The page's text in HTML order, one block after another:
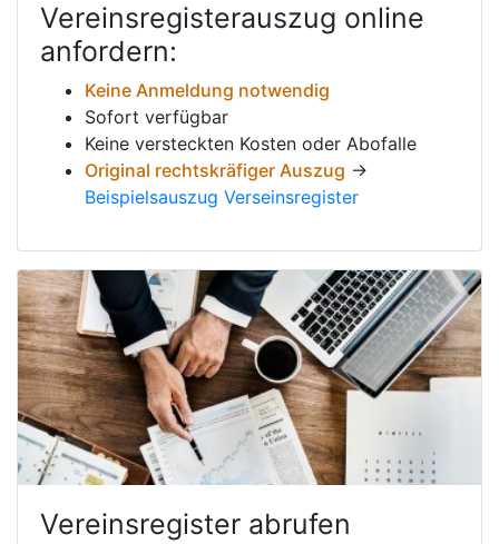
Vereinsregisterauszug online
anfordern:
Keine Anmeldung notwendig
Sofort verfügbar
Keine versteckten Kosten oder Abofalle
Original rechtskräfiger Auszug →
Beispielsauszug Verseinsregister
Vereinsregister abrufen